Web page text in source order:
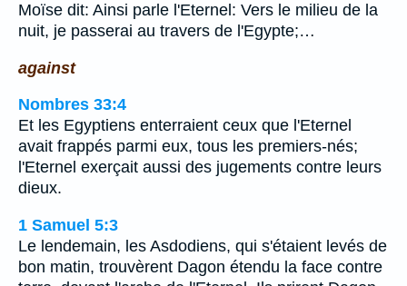
Moïse dit: Ainsi parle l'Eternel: Vers le milieu de la
nuit, je passerai au travers de l'Egypte;…
against
Nombres 33:4
Et les Egyptiens enterraient ceux que l'Eternel
avait frappés parmi eux, tous les premiers-nés;
l'Eternel exerçait aussi des jugements contre leurs
dieux.
1 Samuel 5:3
Le lendemain, les Asdodiens, qui s'étaient levés de
bon matin, trouvèrent Dagon étendu la face contre